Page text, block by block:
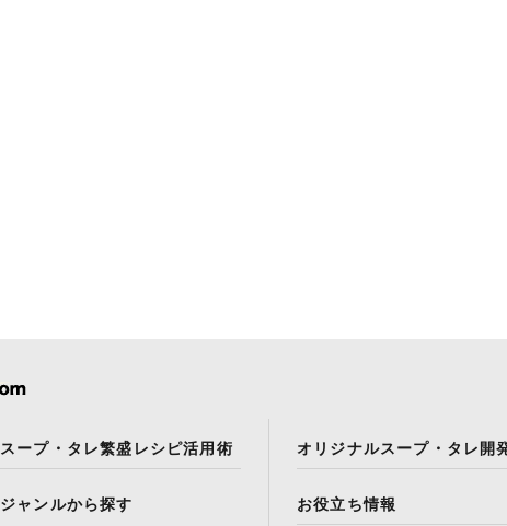
スープ・タレ繁盛レシピ活用術
ジャンルから探す
オリジナルスープ・タレ開
お役立ち情報